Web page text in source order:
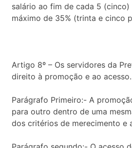
salário ao fim de cada 5 (cinco)
máximo de 35% (trinta e cinco
Artigo 8º – Os servidores da
direito à promoção e ao acesso.
Parágrafo Primeiro:- A
para outro dentro de uma
dos critérios de merecimento e